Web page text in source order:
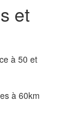
et
à 50 et
à 60km